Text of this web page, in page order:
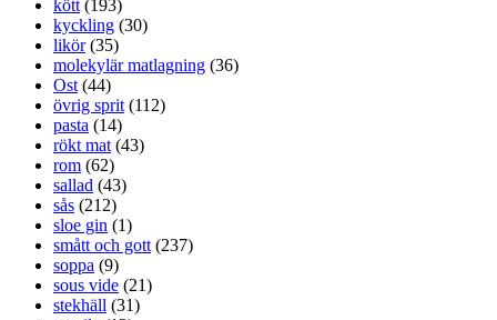
kött (193)
kyckling (30)
likör(35)
molekylär matlagning (36)
Ost (44)
övrig sprit (112)
pasta (14)
rökt mat (43)
rom (62)
sallad (43)
sås (212)
sloe gin (1)
smått och gott (237)
soppa (9)
sous vide (21)
stekhäll (31)